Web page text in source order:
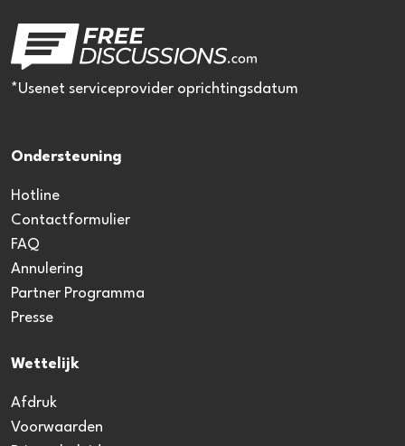
*Usenet serviceprovider oprichtingsdatum
Ondersteuning
Hotline
Contactformulier
FAQ
Annulering
Partner Programma
Presse
Wettelijk
Afdruk
Voorwaarden